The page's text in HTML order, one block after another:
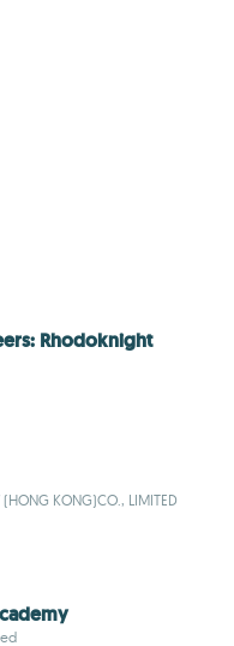
Rhodoknight
(HONG KONG)CO., LIMITED